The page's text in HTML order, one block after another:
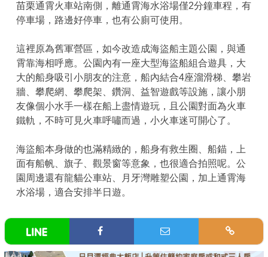
苗栗通霄火車站南側，離通霄海水浴場僅2分鐘車程，有
停車場，路邊好停車，也有公廁可使用。
這裡原為舊軍營區，如今改造成海盜船主題公園，與通
霄靠海相呼應。公園內有一座大型海盜船組合遊具，大
大的船身吸引小朋友的注意，船內結合4座溜滑梯、攀岩
牆、攀爬網、攀爬架、鑽洞、益智遊戲等設施，讓小朋
友像個小水手一樣在船上盡情遊玩，且公園對面為火車
鐵軌，不時可見火車呼嘯而過，小火車迷可開心了。
海盜船本身做的也滿精緻的，船身有救生圈、船錨，上
面有船帆、旗子、觀景窗等意象，也很適合拍照呢。公
園周邊還有龍貓公車站、月牙灣雕塑公園，加上通霄海
水浴場，適合安排半日遊。